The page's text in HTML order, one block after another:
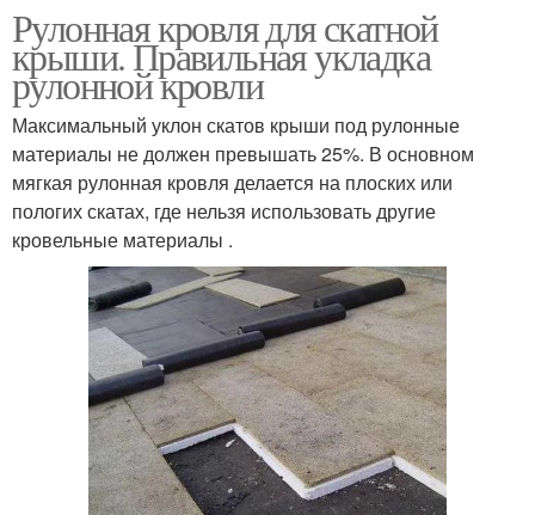
Рулонная кровля для скатной
крыши. Правильная укладка
рулонной кровли
Максимальный уклон скатов крыши под рулонные
материалы не должен превышать 25%. В основном
мягкая рулонная кровля делается на плоских или
пологих скатах, где нельзя использовать другие
кровельные материалы .